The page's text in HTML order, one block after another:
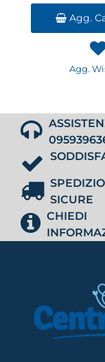
Agg.
Agg.
SICURE
CHIEDI